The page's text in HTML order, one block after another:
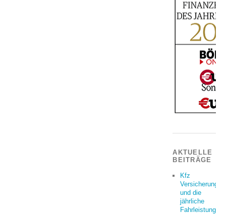
AKTUELLE
BEITRÄGE
Kfz
Versicherung
und die
jährliche
Fahrleistung